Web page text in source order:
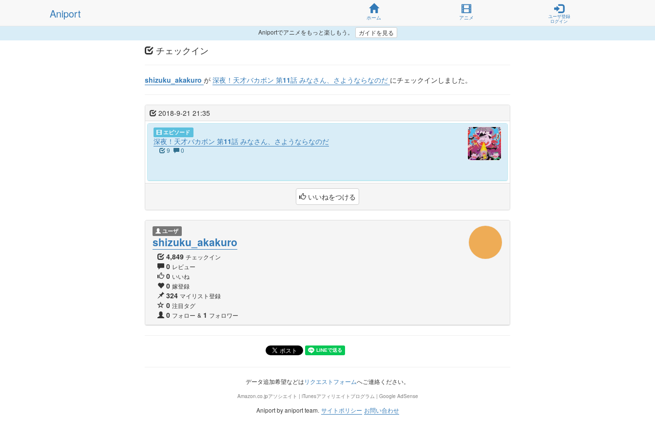
Aniport ホーム アニメ
ユーザ登録
ログイン
Aniportでアニメをもっと楽しもう。 ガイドを見る
チェックイン
shizuku_akakuro が 深夜！天才バカボン 第11話 みなさん、さようならなのだ にチェックインしました。
2018-9-21 21:35
エピソード
深夜！天才バカボン 第11話 みなさん、さようならなのだ
9 0
いいねをつける
ユーザ
shizuku_akakuro
4,849 チェックイン
0 レビュー
0 いいね
0 嫁登録
324 マイリスト登録
0 注目タグ
0 フォロー & 1 フォロワー
データ追加希望などはリクエストフォームへご連絡ください。
Amazon.co.jpアソシエイト | iTunesアフィリエイトプログラム | Google AdSense
Aniport by aniport team. サイトポリシー お問い合わせ